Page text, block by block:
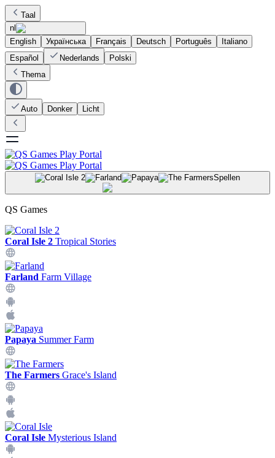
Taal
nl
English
Українська Français Deutsch Português
Italiano
Español
Nederlands
Polski
Thema
Auto Donker Licht
Spellen
QS Games
Coral Isle 2 Tropical Stories
Farland Farm Village
Papaya Summer Farm
The Farmers Grace's Island
Coral Isle Mysterious Island